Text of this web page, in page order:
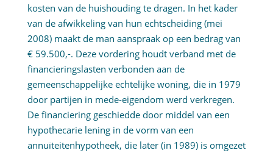
kosten van de huishouding te dragen. In het kader
van de afwikkeling van hun echtscheiding (mei
2008) maakt de man aanspraak op een bedrag van
€ 59.500,-. Deze vordering houdt verband met de
financieringslasten verbonden aan de
gemeenschappelijke echtelijke woning, die in 1979
door partijen in mede-eigendom werd verkregen.
De financiering geschiedde door middel van een
hypothecarie lening in de vorm van een
annuïteitenhypotheek, die later (in 1989) is omgezet